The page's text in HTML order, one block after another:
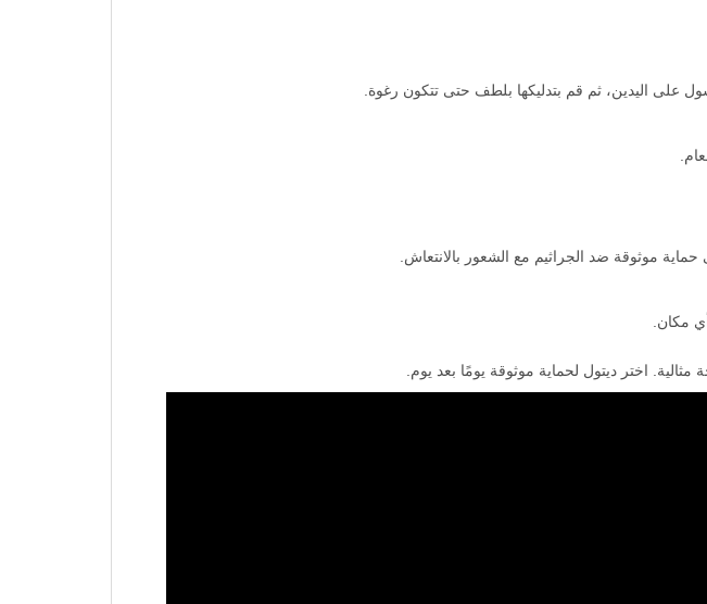
موثوقة ضد الجراثيم مع الشعور بالانتعاش.
مكان.